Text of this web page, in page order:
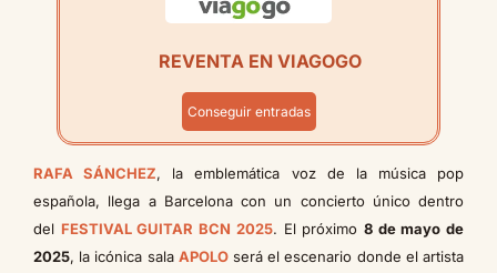
REVENTA EN VIAGOGO
Conseguir entradas
RAFA SÁNCHEZ, la emblemática voz de la música pop
española, llega a Barcelona con un concierto único dentro
del FESTIVAL GUITAR BCN 2025. El próximo 8 de mayo de
2025, la icónica sala APOLOserá el escenario donde el artista